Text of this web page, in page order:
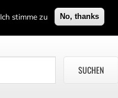
Ich stimme zu No, thanks